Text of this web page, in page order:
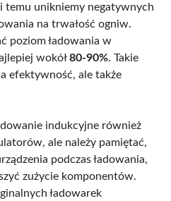
temu unikniemy negatywnych
na trwałość ogniw.
poziom ładowania w
wokół80-90%. Takie
efektywność, ale także
indukcyjne również
ale należy pamiętać,
podczas ładowania,
zużycie komponentów.
ładowarek